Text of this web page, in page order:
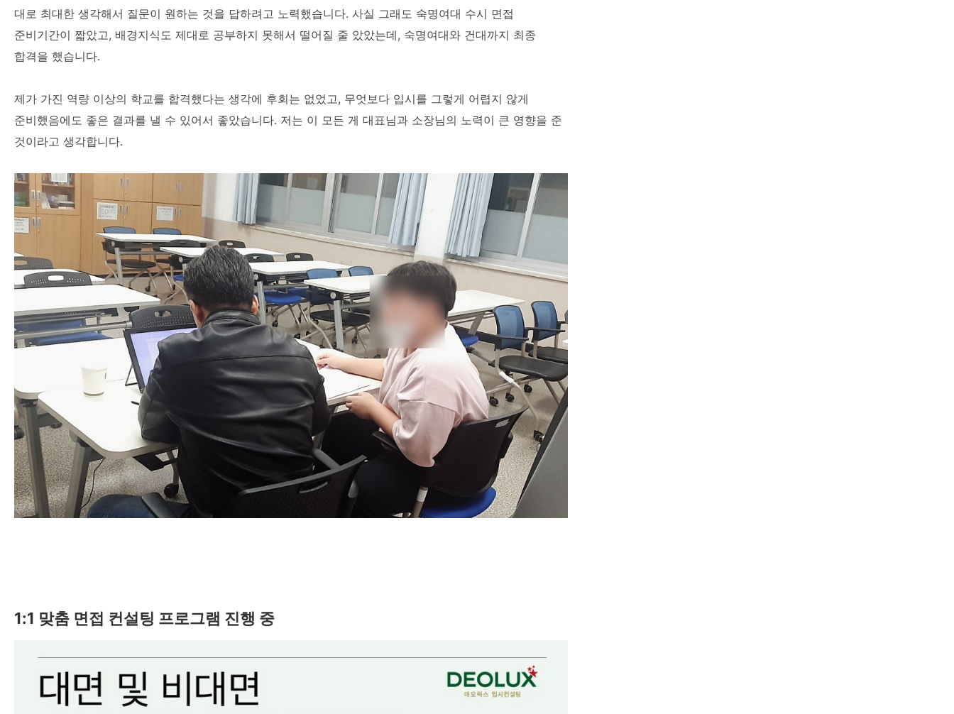
대로 최대한 생각해서 질문이 원하는 것을 답하려고 노력했습니다. 사실 그래도 숙명여대 수시 면접
준비기간이 짧았고, 배경지식도 제대로 공부하지 못해서 떨어질 줄 았았는데, 숙명여대와 건대까지 최종
합격을 했습니다.
제가 가진 역량 이상의 학교를 합격했다는 생각에 후회는 없었고, 무엇보다 입시를 그렇게 어렵지 않게
준비했음에도 좋은 결과를 낼 수 있어서 좋았습니다. 저는 이 모든 게 대표님과 소장님의 노력이 큰 영향을 준
것이라고 생각합니다.
1:1 맞춤 면접 컨설팅 프로그램 진행 중